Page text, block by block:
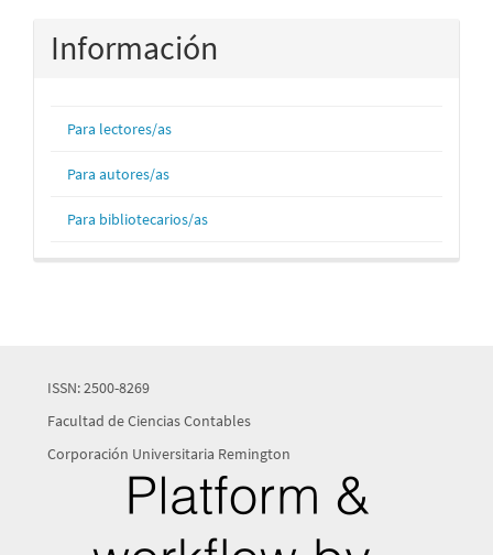
Información
Para lectores/as
Para autores/as
Para bibliotecarios/as
ISSN: 2500-8269
Facultad de Ciencias Contables
Corporación Universitaria Remington